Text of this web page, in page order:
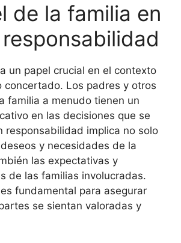
de la familia en
un papel crucial en el contexto
concertado. Los padres y otros
familia a menudo tienen un
en las decisiones que se
responsabilidad implica no solo
y necesidades de la
las expectativas y
de las familias involucradas.
fundamental para asegurar
se sientan valoradas y